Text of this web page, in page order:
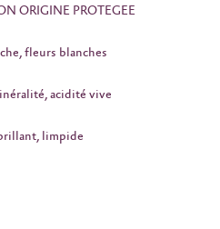
ORIGINE PROTEGEE
fleurs blanches
acidité vive
limpide